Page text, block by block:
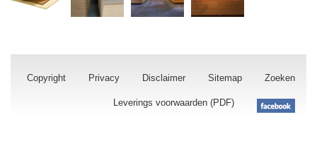
Copyright Privacy Disclaimer Sitemap Zoeken
Leverings voorwaarden (PDF)